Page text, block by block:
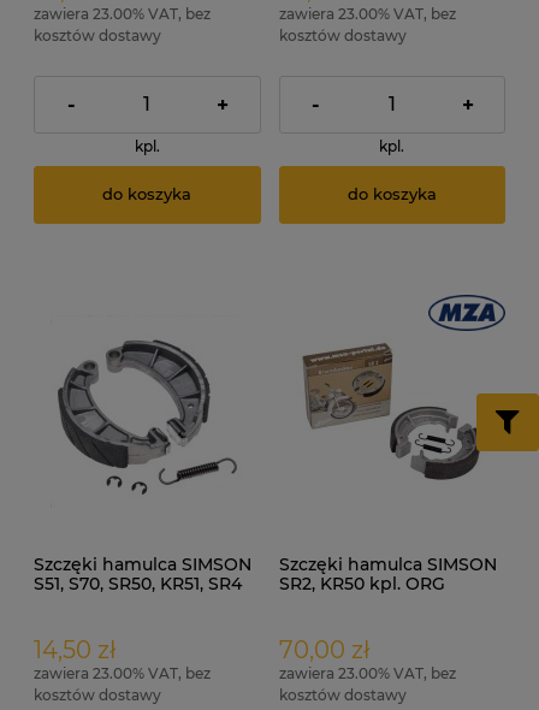
zawiera 23.00% VAT, bez
kosztów dostawy
- +
kpl.
do koszyka
zawiera 23.00% VAT, bez
kosztów dostawy
- +
kpl.
do koszyka
Szczęki hamulca SIMSON
S51, S70, SR50, KR51, SR4
14,50 zł
zawiera 23.00% VAT, bez
kosztów dostawy
Szczęki hamulca SIMSON
SR2, KR50 kpl. ORG
70,00 zł
zawiera 23.00% VAT, bez
kosztów dostawy